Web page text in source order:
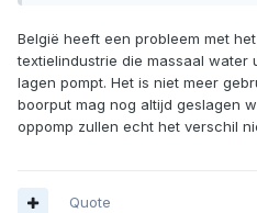
België heeft een probleem met
textielindustrie die massaal water
lagen pompt. Het is niet meer
boorput mag nog altijd geslagen
oppomp zullen echt het verschil
Quote